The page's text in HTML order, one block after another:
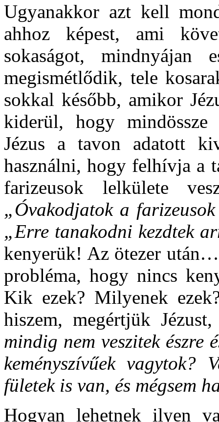
Ugyanakkor azt kell
ahhoz képest, ami
sokaságot,
megismétlődik, tele
sokkal később, amikor
kiderül, hogy
Jézus a tavon adatott
használni, hogy felhívja a
farizeusok lelkülete
„Óvakodjatok a
„Erre tanakodni kezdtek
kenyerük! Az ötezer
probléma, hogy nincs
Kik ezek? Milyenek
hiszem, megértjük
mindig nem veszitek észre
keményszívűek vagytok?
fületek is van, és mégsem
Hogyan lehetnek ilyen